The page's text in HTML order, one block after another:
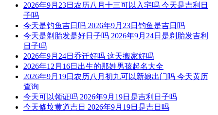
吉神宜趋：天喜 天财 续世 三合 天恩 六仪 天贵 母仓 神在
凶神宜忌：地火 月厌 飞廉大杀 血忌 重丧 大煞 阴错 阳错 魁罡
复日 神号 日月厌
生肖冲合：与狗相冲，与龙相刑，与兔相害，与牛相破，与猴
鼠三合，与鸡六合
宜：结婚 订婚 开业 装修 乔迁 开张 出差 入宅 出门 搬家 迁居
出行 嫁娶 祭祀 纳采 安床 开业 纳畜 买房 栽树 养殖 剃胎发 下
聘礼 复婚 出嫁 移徙 栽种 接亲 新娘出门 入宅
2026年9月23日农历八月十三可以入宅吗 今天是吉利日
子吗
今天是钓鱼吉日吗 2026年9月23日钓鱼是吉日吗
今天是剃胎发是好日子吗 2026年9月24日是剃胎发吉利
日子吗
2026年9月24日乔迁好吗 这天搬家好吗
2026年12月16日出生的那姓男孩起名大全
2026年9月19日农历八月初九可以新娘出门吗 今天黄历
查询
今天可以领证吗 2026年9月19日是吉利日子吗
今天修坟黄道吉日 2026年9月19日是吉日吗